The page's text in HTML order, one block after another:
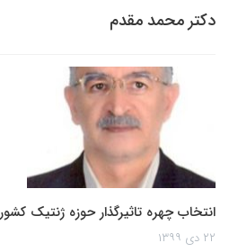
دکتر محمد مقدم
انتخاب چهره تاثیرگذار حوزه ژنتیک کشور
۲۲ دی ۱۳۹۹